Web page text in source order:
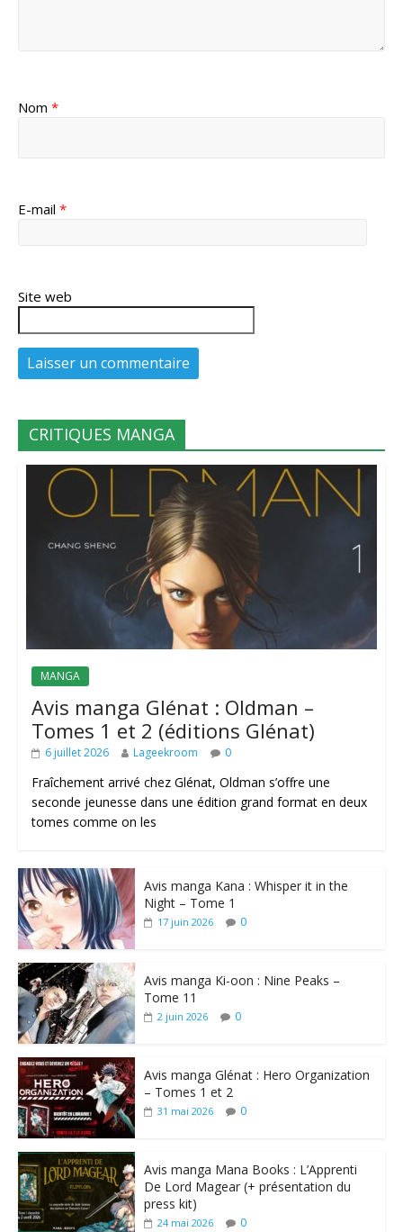
Nom *
E-mail *
Site web
CRITIQUES MANGA
MANGA
Avis manga Glénat : Oldman –
Tomes 1 et 2 (éditions Glénat)
6 juillet 2026 Lageekroom 0
Fraîchement arrivé chez Glénat, Oldman s’offre une
seconde jeunesse dans une édition grand format en deux
tomes comme on les
Avis manga Kana : Whisper it in the
Night – Tome 1
17 juin 2026 0
Avis manga Ki-oon : Nine Peaks –
Tome 11
2 juin 2026 0
Avis manga Glénat : Hero Organization
– Tomes 1 et 2
31 mai 2026 0
Avis manga Mana Books : L’Apprenti
De Lord Magear (+ présentation du
press kit)
24 mai 2026 0